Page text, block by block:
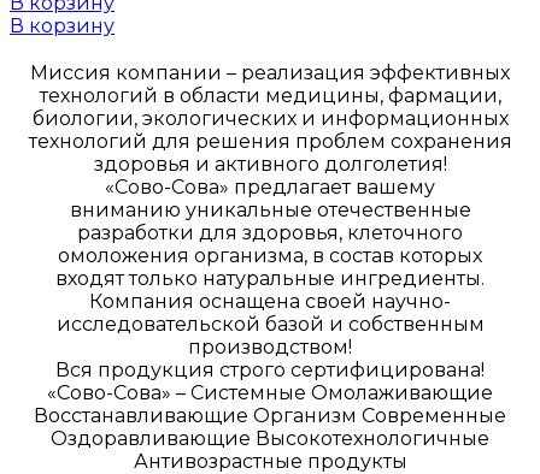
В корзину
Миссия компании – реализация эффективных
технологий в области медицины, фармации,
биологии, экологических и информационных
технологий для решения проблем сохранения
здоровья и активного долголетия!
«Сово-Сова» предлагает вашему
вниманию уникальные отечественные
разработки для здоровья, клеточного
омоложения организма, в состав которых
входят только натуральные ингредиенты.
Компания оснащена своей научно-
исследовательской базой и собственным
производством!
Вся продукция строго сертифицирована!
«Сово-Сова» – Системные Омолаживающие
Восстанавливающие Организм Современные
Оздоравливающие Высокотехнологичные
Антивозрастные продукты